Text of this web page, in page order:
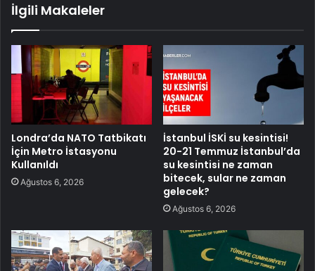
İlgili Makaleler
Londra’da NATO Tatbikatı
İçin Metro İstasyonu
Kullanıldı
Ağustos 6, 2026
İstanbul İSKİ su kesintisi!
20-21 Temmuz İstanbul’da
su kesintisi ne zaman
bitecek, sular ne zaman
gelecek?
Ağustos 6, 2026